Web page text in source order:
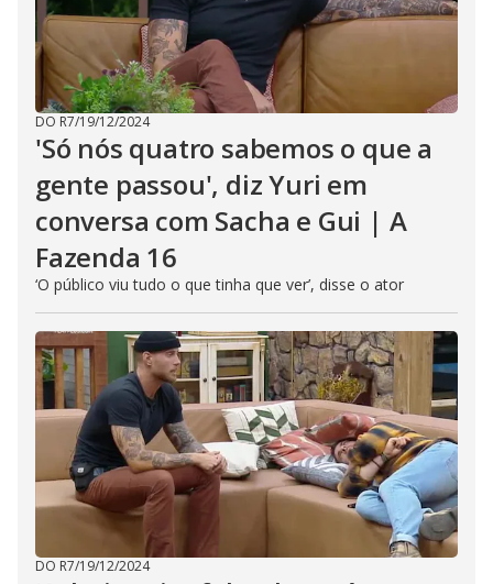
DO R7/19/12/2024
'Só nós quatro sabemos o que a
gente passou', diz Yuri em
conversa com Sacha e Gui | A
Fazenda 16
‘O público viu tudo o que tinha que ver’, disse o ator
DO R7/19/12/2024